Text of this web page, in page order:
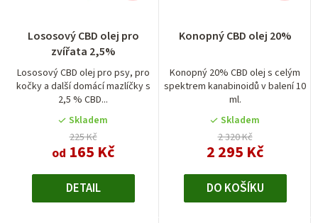
Lososový CBD olej pro
zvířata 2,5%
Lososový CBD olej pro psy, pro
kočky a další domácí mazlíčky s
2,5 % CBD...
Skladem
225 Kč
od 165 Kč
DETAIL
Konopný CBD olej 20%
Konopný 20% CBD olej s celým
spektrem kanabinoidů v balení 10
ml.
hodnocení
je
5,0
z
5
hvězdiček.
Skladem
2 320 Kč
2 295 Kč
DO KOŠÍKU